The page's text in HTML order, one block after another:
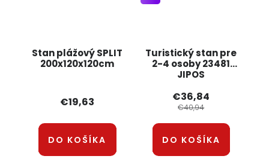
Stan plážový SPLIT
200x120x120cm
€19,63
DO KOŠÍKA
Turistický stan pre
2-4 osoby 23481
JIPOS
€36,84
€40,94
DO KOŠÍKA